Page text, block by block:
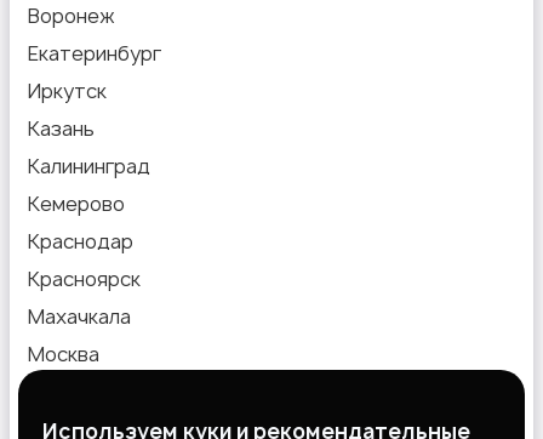
Рестораны и общепит
Сельское хозяйство
Используем куки и рекомендательные
Воронеж
Екатеринбург
Иркутск
Казань
Калининград
Кемерово
Краснодар
Красноярск
Махачкала
Москва
Новосибирск